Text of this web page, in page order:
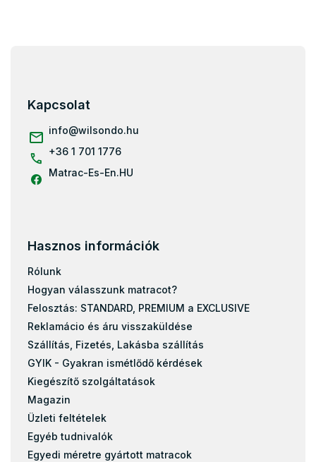
Olcsó matrac 120x200
Olcsó matrac 140x200
Olcsó matrac 160x200
Kapcsolat
info@wilsondo.hu
+36 1 701 1776
Matrac-Es-En.HU
Hasznos információk
Rólunk
Hogyan válasszunk matracot?
Felosztás: STANDARD, PREMIUM a EXCLUSIVE
Reklamácio és áru visszaküldése
Szállítás, Fizetés, Lakásba szállítás
GYIK - Gyakran ismétlődő kérdések
Kiegészítő szolgáltatások
Magazin
Üzleti feltételek
Egyéb tudnivalók
Egyedi méretre gyártott matracok